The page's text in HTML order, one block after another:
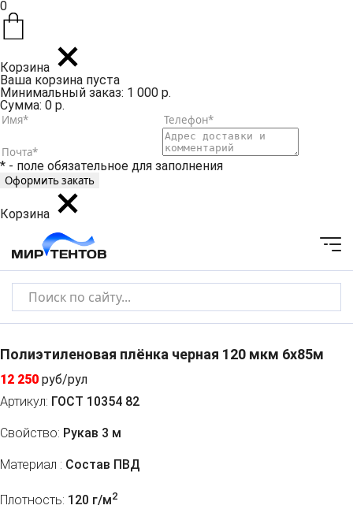
0
Корзина
Ваша корзина пуста
Минимальный заказ: 1 000 р.
Сумма: 0 р.
* - поле обязательное для заполнения
Корзина
Полиэтиленовая плёнка черная 120 мкм 6x85м
12 250 руб/рул
Артикул: ГОСТ 10354 82
Свойство: Рукав 3 м
Материал : Состав ПВД
Плотность: 120 г/м2